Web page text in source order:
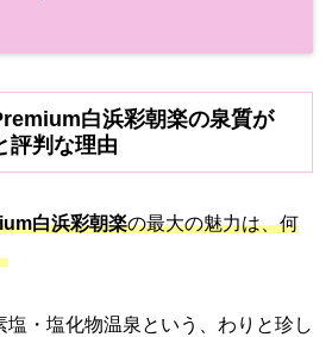
白浜彩朝楽の泉質が
評判な理由
白浜彩朝楽の最大の魅力は、何
・塩化物温泉という、わりと珍し